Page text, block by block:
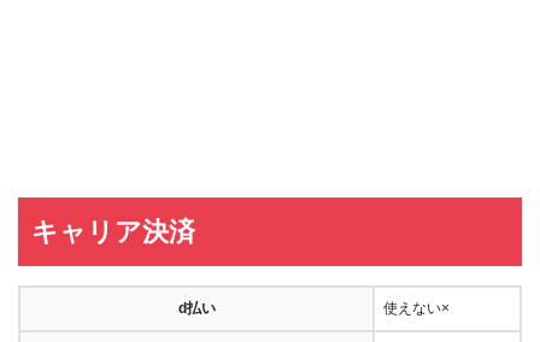
キャリア決済
d払い 使えない×